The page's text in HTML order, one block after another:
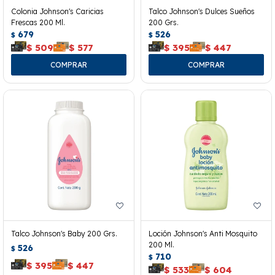
Colonia Johnson's Caricias
Frescas 200 Ml.
$ 679
$ 509 $ 577
Talco Johnson's Dulces Sueños
200 Grs.
$ 526
$ 395 $ 447
Talco Johnson's Baby 200 Grs.
$ 526
$ 395 $ 447
Loción Johnson's Anti Mosquito
200 Ml.
$ 710
$ 533 $ 604